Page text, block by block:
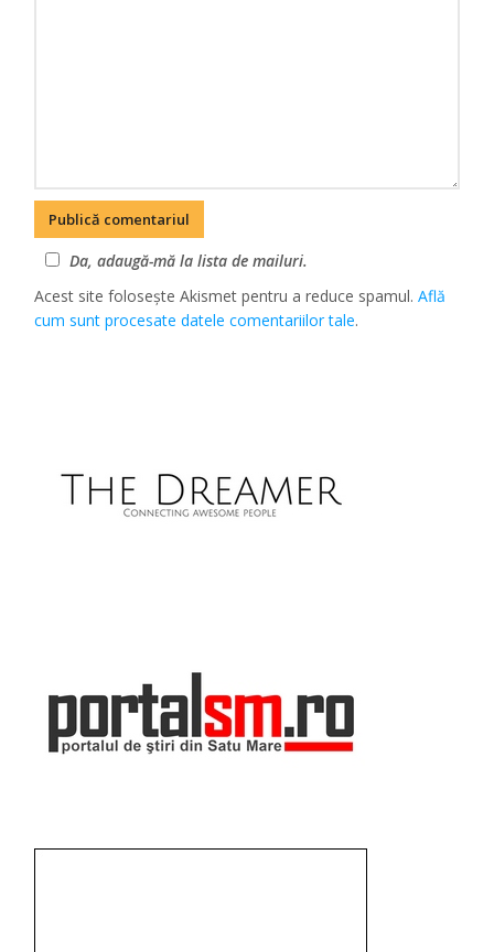
Da, adaugă-mă la lista de mailuri.
Acest site folosește Akismet pentru a reduce spamul.Află
cum sunt procesate datele comentariilor tale.